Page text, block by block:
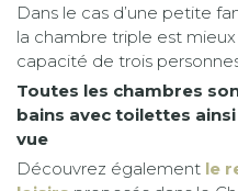
Dans le cas d’une petite
la chambre triple est
capacité de trois
Toutes les chambres
bains avec toilettes
vue
Découvrez également le